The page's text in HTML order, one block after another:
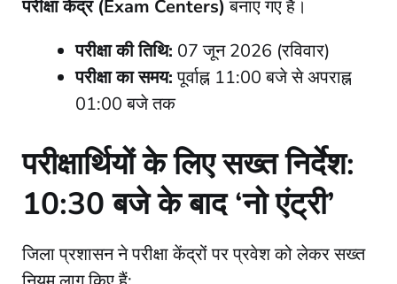
परीक्षा केंद्र (Exam Centers)बनाए गए हैं।
परीक्षा की तिथि: 07 जून 2026 (रविवार)
परीक्षा का समय:पूर्वाह्न 11:00 बजे से अपराह्न
01:00 बजे तक
​परीक्षार्थियों के लिए सख्त निर्देश:
10:30 बजे के बाद ‘नो एंट्री’
​जिला प्रशासन ने परीक्षा केंद्रों पर प्रवेश को लेकर सख्त